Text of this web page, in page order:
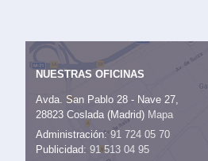
NUESTRAS OFICINAS
Avda. San Pablo 28 - Nave 27,
28823 Coslada (Madrid) Mapa
Administración:91 724 05 70
Publicidad: 91 513 04 95